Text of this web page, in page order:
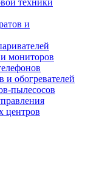
техники
и
и мониторов
и обогревателей
пылесосов
центров